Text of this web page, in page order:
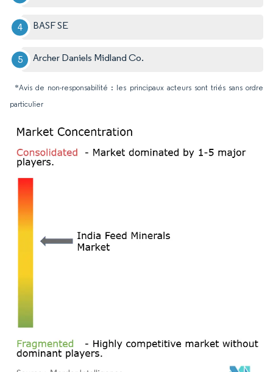
BASF SE
Archer Daniels Midland Co.
*Avis de non-responsabilité : les principaux acteurs sont triés sans ordre
particulier